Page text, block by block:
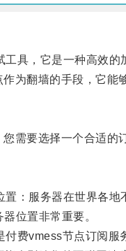
，它是一种高效的
翻墙的手段，它能
要选择一个合适的
服务器在世界各地
位置非常重要。
vmess节点订阅服